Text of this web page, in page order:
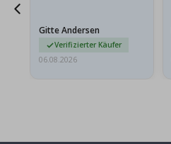
Gitte Andersen
Verifizierter Käufer
06.08.2026